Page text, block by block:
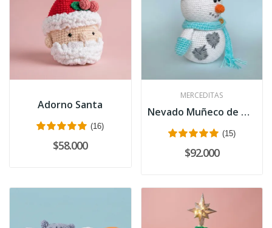
Adorno Santa
(16)
$58.000
MERCEDITAS
Nevado Muñeco de Nieve
(15)
$92.000